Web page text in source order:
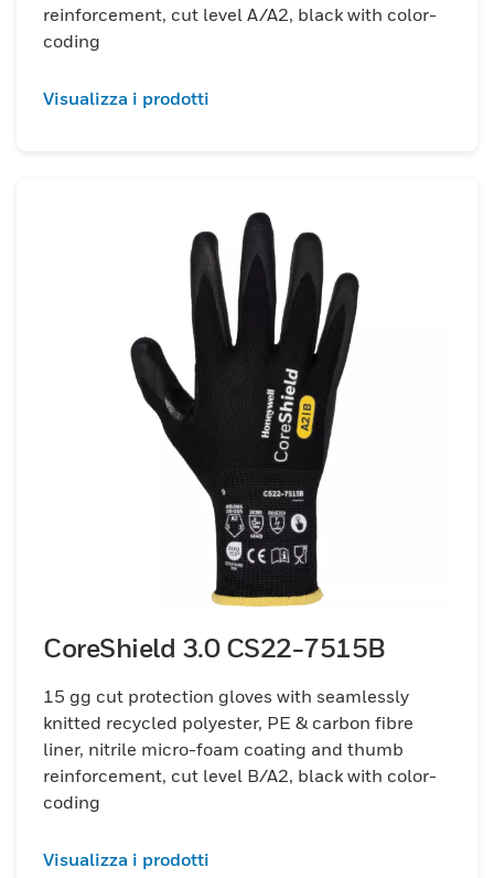
reinforcement, cut level A/A2, black with color-
coding
Visualizza i prodotti
CoreShield 3.0 CS22-7515B
15 gg cut protection gloves with seamlessly
knitted recycled polyester, PE & carbon fibre
liner, nitrile micro-foam coating and thumb
reinforcement, cut level B/A2, black with color-
coding
Visualizza i prodotti